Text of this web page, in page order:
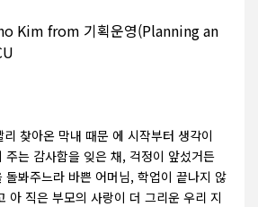
Kim from 기획운영(Planning an
찾아온 막내 때문 에 시작부터 생각이
주는 감사함을 잊은 채, 걱정이 앞섰거든
돌봐주느라 바쁜 어머님, 학업이 끝나지 않
아 직은 부모의 사랑이 더 그리운 우리 지